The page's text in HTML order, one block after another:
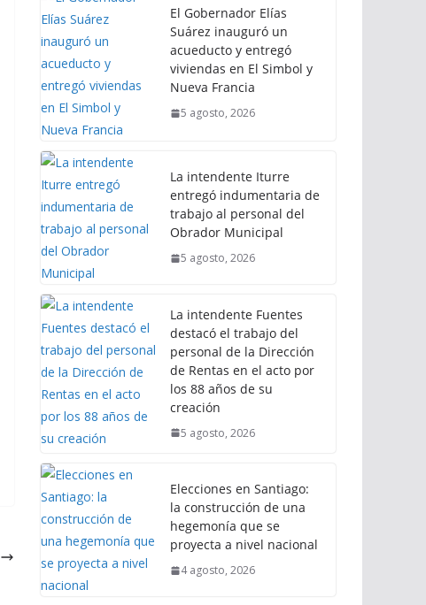
El Gobernador Elías
Suárez inauguró un
acueducto y entregó
viviendas en El Simbol y
Nueva Francia
5 agosto, 2026
La intendente Iturre
entregó indumentaria de
trabajo al personal del
Obrador Municipal
5 agosto, 2026
La intendente Fuentes
destacó el trabajo del
personal de la Dirección
de Rentas en el acto por
los 88 años de su
creación
5 agosto, 2026
Elecciones en Santiago:
la construcción de una
hegemonía que se
proyecta a nivel nacional
4 agosto, 2026